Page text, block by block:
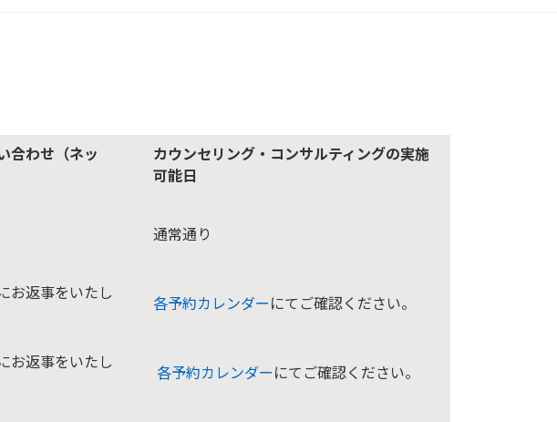
合わせ（ネッ
カウンセリング・コンサルティングの実施
可能日
通常通り
お返事をいたし
各予約カレンダーにてご確認ください。
お返事をいたし
各予約カレンダーにてご確認ください。